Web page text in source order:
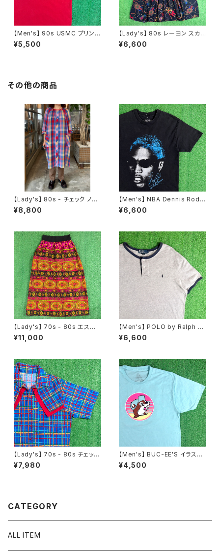
【Men's】 90s USMC プリント
Tシャツ / アメリカ製 USA製 9
0年代 ティーシャツ T-Shirt 古
¥5,500
【Lady's】 80s レーヨン スカ
ーフ柄 スカート / 80年代 古着
レディース 総柄 2266
¥6,600
その他の商品
【Lady's】 80s - チェック ノー
カラー シャツ ワンピース / アメ
リカ製 USA製 80年代 古着 レ
¥8,800
【Men's】 NBA Dennis Rodm
an オフィシャル Tシャツ / ティ
ーシャツ T-Shirt 古着 ロッドマ
¥6,600
【Lady's】 70s - 80s エスニッ
ク柄 スカート / 70年代 80年代
総柄 古着 レディース N1546
¥11,000
【Men's】 POLO by Ralph La
uren 鹿の子素材 ヘンリーネッ
ク トップス / ラルフローレン ポ
¥6,600
【Lady's】 70s - 80s チェック
ウエスタン デザイン シャツ / 7
0年代 80年代 古着 レディース
¥7,980
【Men's】 BUC-EE'S イラスト
Tシャツ / バッキーズ ティーシャ
ツ T-Shirt 古着 2274
¥4,500
CATEGORY
ALL ITEM